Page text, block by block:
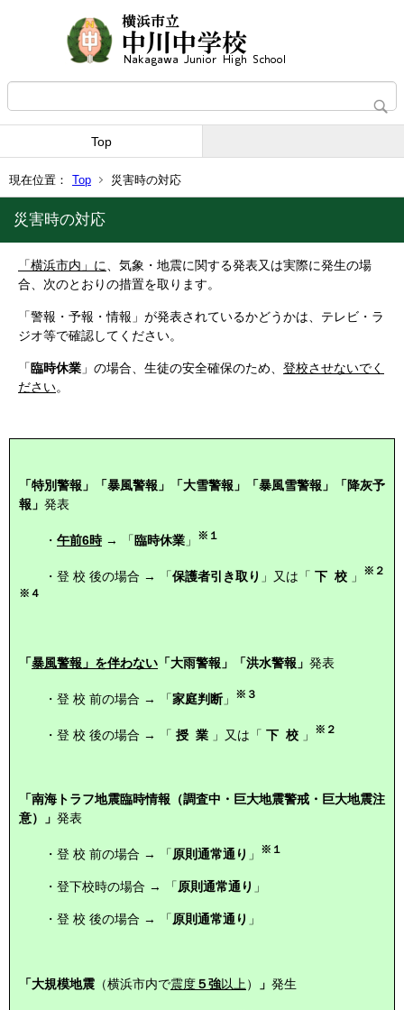
Top
現在位置： Top 災害時の対応
災害時の対応
「横浜市内」に
、気象・地震に関する発表又は実際に発生の場
合、次のとおりの措置を取ります。
「警報・予報・情報」が発表されているかどうかは、テレビ・ラ
ジオ等で確認してください。
「臨時休業 」の場合、生徒の安全確保のため、 登校させないでく
ださい。
「特別警報」「暴風警報」「大雪警報」「暴風雪警報」「降灰予
報」 発表
・ 午前6時→ 「臨時休業 」 ※１
・登 校 後の場合 → 「保護者引き取り 」又は「 下 校 」
※２
※４
「暴風警報」を伴わない 「大雨警報」「洪水警報」 発表
・登 校 前の場合 → 「家庭判断 」 ※３
・登 校 後の場合 → 「 授 業 」又は「 下 校 」 ※２
「南海トラフ地震臨時情報（調査中・巨大地震警戒・巨大地震注
意）」 発表
・登 校 前の場合 → 「原則通常通り 」 ※１
・登下校時の場合 → 「原則通常通り 」
・登 校 後の場合 → 「原則通常通り 」
「大規模地震 （横浜市内で震度５強以上） 」 発生